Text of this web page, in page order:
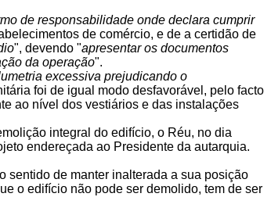
de responsabilidade onde declara cumprir
de comércio, e de a certidão de
", devendo "apresentar os documentos
da operação".
excessiva prejudicando o
foi de igual modo desfavorável, pelo facto
ao nível dos vestiários e das instalações
integral do edifício, o Réu, no dia
endereçada ao Presidente da autarquia.
sentido de manter inalterada a sua posição
o edifício não pode ser demolido, tem de ser